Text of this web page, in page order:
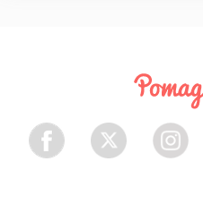
Facebook Twitter Instagram